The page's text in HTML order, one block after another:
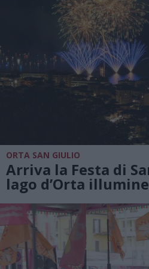
ORTA SAN GIULIO
Arriva la Festa di
lago d’Orta